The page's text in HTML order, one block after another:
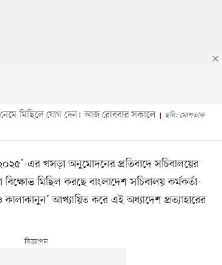
নেমে মিছিলে যোগ দেন। আজ রোববার সকালে
ছবি: মোশতাক
এর খসড়া অনুমোদনের প্রতিবাদে সচিবালয়ের
মিছিল করছে বাংলাদেশ সচিবালয় কর্মকর্তা-
আখ্যায়িত করে এই অধ্যাদেশ প্রত্যাহারের